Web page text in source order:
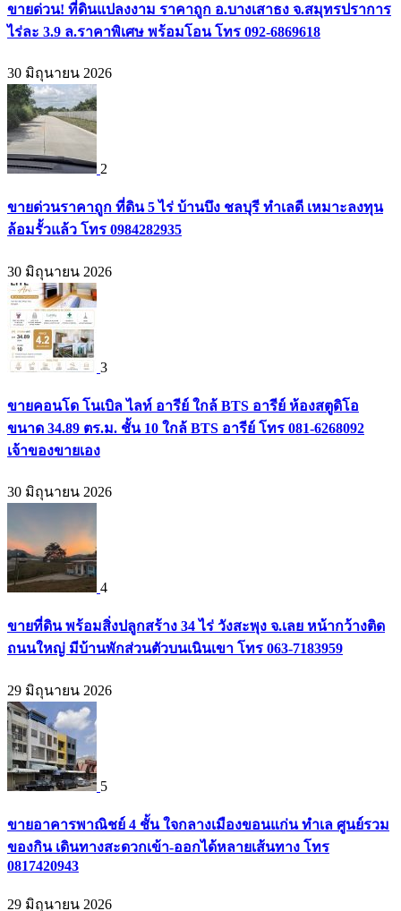
ขายด่วน! ที่ดินแปลงงาม ราคาถูก อ.บางเสาธง จ.สมุทรปราการ
ไร่ละ 3.9 ล.ราคาพิเศษ พร้อมโอน โทร 092-6869618
30 มิถุนายน 2026
2
ขายด่วนราคาถูก ที่ดิน 5 ไร่ บ้านบึง ชลบุรี ทำเลดี เหมาะลงทุน
ล้อมรั้วแล้ว โทร 0984282935
30 มิถุนายน 2026
3
ขายคอนโด โนเบิล ไลท์ อารีย์ ใกล้ BTS อารีย์ ห้องสตูดิโอ
ขนาด 34.89 ตร.ม. ชั้น 10 ใกล้ BTS อารีย์ โทร 081-6268092
เจ้าของขายเอง
30 มิถุนายน 2026
4
ขายที่ดิน พร้อมสิ่งปลูกสร้าง 34 ไร่ วังสะพุง จ.เลย หน้ากว้างติด
ถนนใหญ่ มีบ้านพักส่วนตัวบนเนินเขา โทร 063-7183959
29 มิถุนายน 2026
5
ขายอาคารพาณิชย์ 4 ชั้น ใจกลางเมืองขอนแก่น ทำเล ศูนย์รวม
ของกิน เดินทางสะดวกเข้า-ออกได้หลายเส้นทาง โทร
0817420943
29 มิถุนายน 2026